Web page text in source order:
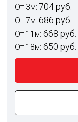
От 3м: 704 руб.
От 7м: 686 руб.
От 11м: 668 руб.
От 18м: 650 руб.